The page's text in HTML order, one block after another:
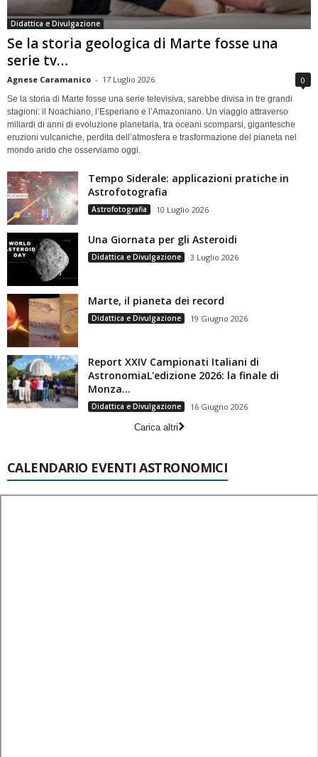
Didattica e Divulgazione
Se la storia geologica di Marte fosse una
serie tv…
Agnese Caramanico - 17 Luglio 2026 0
Se la storia di Marte fosse una serie televisiva, sarebbe divisa in tre grandi
stagioni: il Noachiano, l’Esperiano e l’Amazoniano. Un viaggio attraverso
miliardi di anni di evoluzione planetaria, tra oceani scomparsi, gigantesche
eruzioni vulcaniche, perdita dell’atmosfera e trasformazione del pianeta nel
mondo arido che osserviamo oggi.
Tempo Siderale: applicazioni pratiche in
Astrofotografia
Astrofotografia 10 Luglio 2026
Una Giornata per gli Asteroidi
Didattica e Divulgazione 3 Luglio 2026
Marte, il pianeta dei record
Didattica e Divulgazione 19 Giugno 2026
Report XXIV Campionati Italiani di
AstronomiaL'edizione 2026: la finale di
Monza...
Didattica e Divulgazione
16 Giugno 2026
Carica altri
CALENDARIO EVENTI ASTRONOMICI